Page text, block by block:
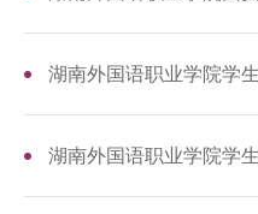
湖南外国语职业学院学
湖南外国语职业学院学